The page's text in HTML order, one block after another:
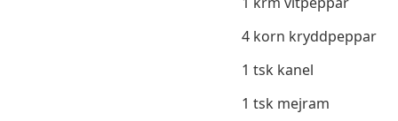
4 korn kryddpeppar
1 tsk kanel
1 tsk mejram